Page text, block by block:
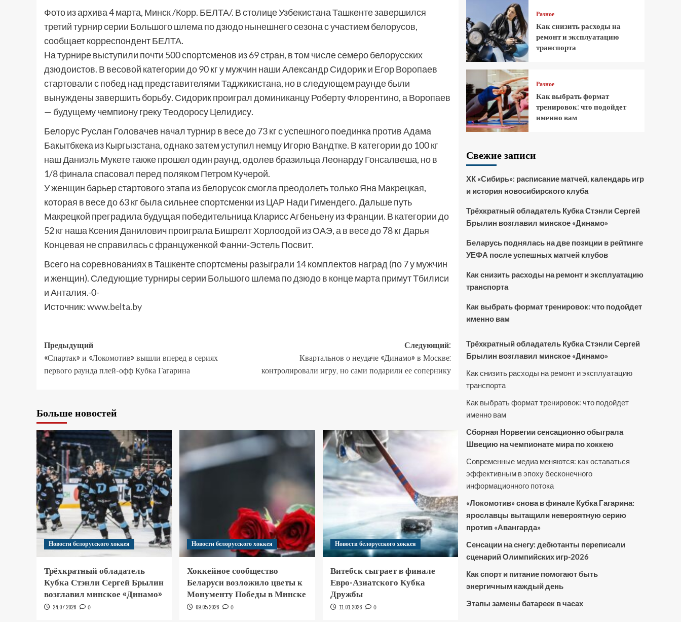
Фото из архива 4 марта, Минск /Корр. БЕЛТА/. В столице Узбекистана Ташкенте завершился
третий турнир серии Большого шлема по дзюдо нынешнего сезона с участием белорусов,
сообщает корреспондент БЕЛТА.
На турнире выступили почти 500 спортсменов из 69 стран, в том числе семеро белорусских
дзюдоистов. В весовой категории до 90 кг у мужчин наши Александр Сидорик и Егор Воропаев
стартовали с побед над представителями Таджикистана, но в следующем раунде были
вынуждены завершить борьбу. Сидорик проиграл доминиканцу Роберту Флорентино, а Воропаев
— будущему чемпиону греку Теодоросу Целидису.
Белорус Руслан Головачев начал турнир в весе до 73 кг с успешного поединка против Адама
Бакытбкека из Кыргызстана, однако затем уступил немцу Игорю Вандтке. В категории до 100 кг
наш Даниэль Мукете также прошел один раунд, одолев бразильца Леонарду Гонсалвеша, но в
1/8 финала спасовал перед поляком Петром Кучерой.
У женщин барьер стартового этапа из белорусок смогла преодолеть только Яна Макрецкая,
которая в весе до 63 кг была сильнее спортсменки из ЦАР Нади Гимендего. Дальше путь
Макрецкой преградила будущая победительница Кларисс Агбеньену из Франции. В категории до
52 кг наша Ксения Данилович проиграла Бишрелт Хорлоодой из ОАЭ, а в весе до 78 кг Дарья
Концевая не справилась с француженкой Фанни-Эстель Посвит.
Всего на соревнованиях в Ташкенте спортсмены разыграли 14 комплектов наград (по 7 у мужчин
и женщин). Следующие турниры серии Большого шлема по дзюдо в конце марта примут Тбилиси
и Анталия.-0-
Источник:www.belta.by
Предыдущий
«Спартак» и «Локомотив» вышли вперед в сериях
первого раунда плей-офф Кубка Гагарина
Следующий:
Квартальнов о неудаче «Динамо» в Москве:
контролировали игру, но сами подарили ее сопернику
Больше новостей
Новости белорусского хоккея
Трёхкратный обладатель
Кубка Стэнли Сергей Брылин
возглавил минское «Динамо»
24.07.2026 0
Новости белорусского хоккея
Хоккейное сообщество
Беларуси возложило цветы к
Монументу Победы в Минске
09.05.2026 0
Новости белорусского хоккея
Витебск сыграет в финале
Евро-Азиатского Кубка
Дружбы
11.01.2026 0
Разное
Как снизить расходы на
ремонт и эксплуатацию
транспорта
Разное
Как выбрать формат
тренировок: что подойдет
именно вам
Свежие записи
ХК «Сибирь»: расписание матчей, календарь игр
и история новосибирского клуба
Трёхкратный обладатель Кубка Стэнли Сергей
Брылин возглавил минское «Динамо»
Беларусь поднялась на две позиции в рейтинге
УЕФА после успешных матчей клубов
Как снизить расходы на ремонт и эксплуатацию
транспорта
Как выбрать формат тренировок: что подойдет
именно вам
Трёхкратный обладатель Кубка Стэнли Сергей
Брылин возглавил минское «Динамо»
Как снизить расходы на ремонт и эксплуатацию
транспорта
Как выбрать формат тренировок: что подойдет
именно вам
Сборная Норвегии сенсационно обыграла
Швецию на чемпионате мира по хоккею
Современные медиа меняются: как оставаться
эффективным в эпоху бесконечного
информационного потока
«Локомотив» снова в финале Кубка Гагарина:
ярославцы вытащили невероятную серию
против «Авангарда»
Сенсации на снегу: дебютанты переписали
сценарий Олимпийских игр-2026
Как спорт и питание помогают быть
энергичным каждый день
Этапы замены батареек в часах